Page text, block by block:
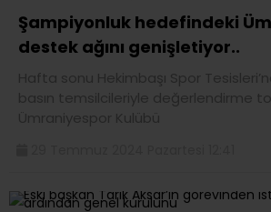
Şampiyonluk hedefindeki
destek ağını genişletiyor..
Hafta sonu Hekimbaşı Spor
basın temsilcileriyle değerlendirme
Ümraniyespor Kulübü